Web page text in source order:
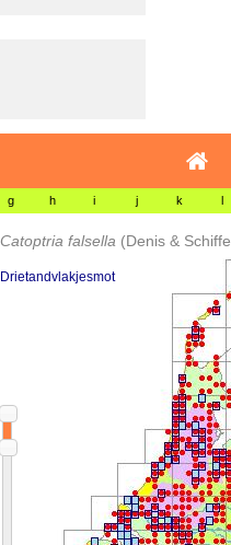
g h i j k l
Catoptria falsella (Denis &
Drietandvlakjesmot